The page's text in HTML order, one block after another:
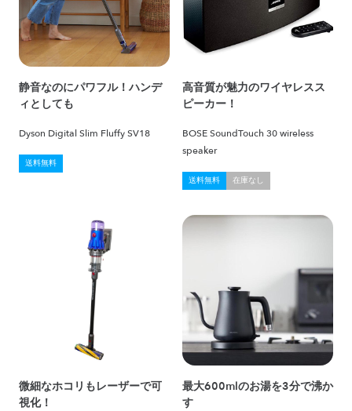
静音なのにパワフル！ハンデ
ィとしても
Dyson Digital Slim Fluffy SV18
送料無料
高音質が魅力のワイヤレスス
ピーカー！
BOSE SoundTouch 30 wireless
speaker
送料無料 在庫なし
微細なホコリもレーザーで可
視化！
最大600mlのお湯を3分で沸か
す